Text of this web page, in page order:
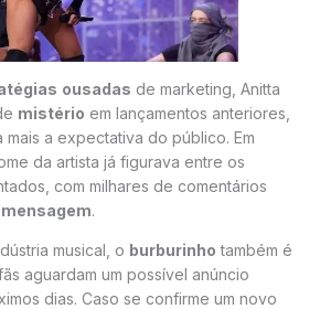
ousadas de marketing, Anitta
mistério em lançamentos anteriores,
mais a expectativa do público. Em
da artista já figurava entre os
com milhares de comentários
mensagem.
musical, o burburinho também é
aguardam um possível anúncio
dias. Caso se confirme um novo